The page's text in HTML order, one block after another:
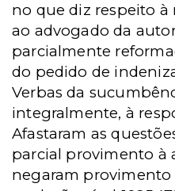
no que diz respeito à
ao advogado da
parcialmente
do pedido de
Verbas da
integralmente, à
Afastaram as
parcial provimento à
negaram provimento